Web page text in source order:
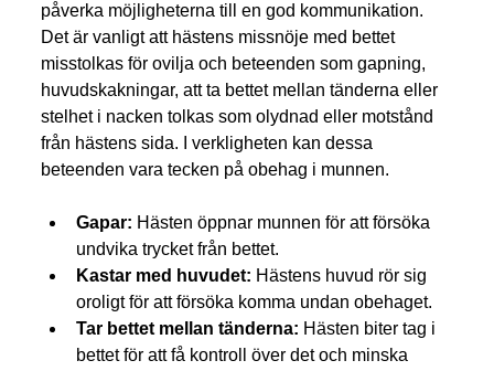
påverka möjligheterna till en god kommunikation.
Det är vanligt att hästens missnöje med bettet
misstolkas för ovilja och beteenden som gapning,
huvudskakningar, att ta bettet mellan tänderna eller
stelhet i nacken tolkas som olydnad eller motstånd
från hästens sida. I verkligheten kan dessa
beteenden vara tecken på obehag i munnen.
Gapar: Hästen öppnar munnen för att försöka
undvika trycket från bettet.
Kastar med huvudet: Hästens huvud rör sig
oroligt för att försöka komma undan obehaget.
Tar bettet mellan tänderna: Hästen biter tag i
bettet för att få kontroll över det och minska